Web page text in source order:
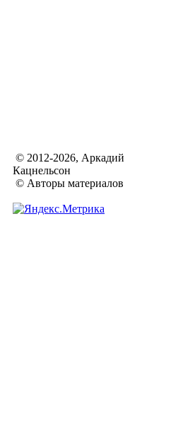
© 2012-2026, Аркадий
Кацнельсон
© Авторы материалов